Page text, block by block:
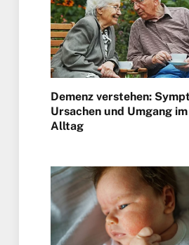
Demenz verstehen:
Ursachen und Umgang im
Alltag